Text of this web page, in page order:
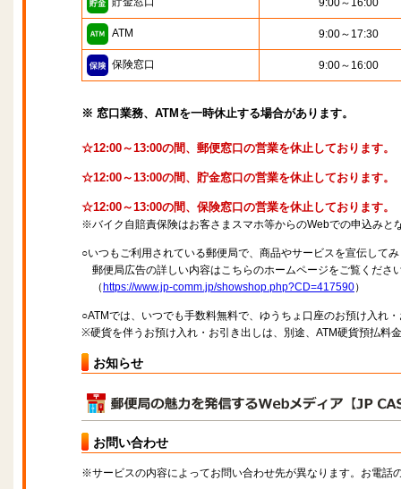
9:00～16:00
ATM 9:00～17:30
保険窓口 9:00～16:00
※ 窓口業務、ATMを一時休止する場合があります。
☆12:00～13:00の間、郵便窓口の営業を休止しております。
☆12:00～13:00の間、貯金窓口の営業を休止しております。
☆12:00～13:00の間、保険窓口の営業を休止しております。
※バイク自賠責保険はお客さまスマホ等からのWebでの申込みと
○いつもご利用されている郵便局で、商品やサービスを宣伝して
郵便局広告の詳しい内容はこちらのホームページをご覧くださ
（ https://www.jp-comm.jp/showshop.php?CD=417590）
○ATMでは、いつでも手数料無料で、ゆうちょ口座のお預け入れ
※硬貨を伴うお預け入れ・お引き出しは、別途、ATM硬貨預払料
お知らせ
お問い合わせ
※サービスの内容によってお問い合わせ先が異なります。お電話